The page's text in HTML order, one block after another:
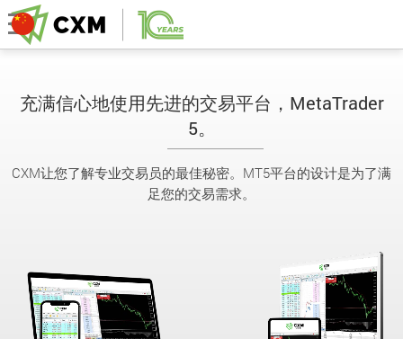
充满信心地使用先进的交易平台，MetaTrader
5。
CXM让您了解专业交易员的最佳秘密。MT5平台的设计是为了满
足您的交易需求。